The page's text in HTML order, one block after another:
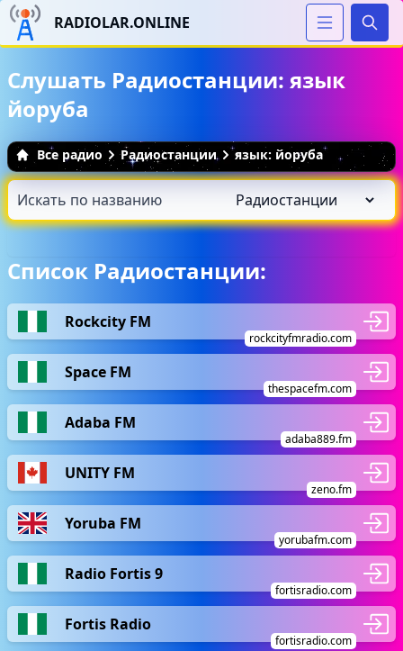
RADIOLAR.ONLINE
Слушать Радиостанции: язык
йоруба
Все радио Радиостанции язык: йоруба
Список Радиостанции:
Rockcity FM
rockcityfmradio.com
Space FM
thespacefm.com
Adaba FM
adaba889.fm
UNITY FM
zeno.fm
Yoruba FM
yorubafm.com
Radio Fortis 9
fortisradio.com
Fortis Radio
fortisradio.com